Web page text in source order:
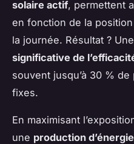
solaire actif, permettent
en fonction de la
la journée. Résultat ? Une
significative de
souvent jusqu’à 30 %
fixes.
En maximisant
une production